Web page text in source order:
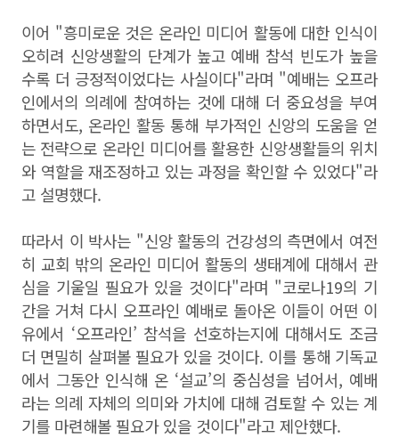
이어 "흥미로운 것은 온라인 미디어 활동에 대한 인식이
오히려 신앙생활의 단계가 높고 예배 참석 빈도가 높을
수록 더 긍정적이었다는 사실이다"라며 "예배는 오프라
인에서의 의례에 참여하는 것에 대해 더 중요성을 부여
하면서도, 온라인 활동 통해 부가적인 신앙의 도움을 얻
는 전략으로 온라인 미디어를 활용한 신앙생활들의 위치
와 역할을 재조정하고 있는 과정을 확인할 수 있었다"라
고 설명했다.
따라서 이 박사는 "신앙 활동의 건강성의 측면에서 여전
히 교회 밖의 온라인 미디어 활동의 생태계에 대해서 관
심을 기울일 필요가 있을 것이다"라며 "코로나19의 기
간을 거쳐 다시 오프라인 예배로 돌아온 이들이 어떤 이
유에서 ‘오프라인’ 참석을 선호하는지에 대해서도 조금
더 면밀히 살펴볼 필요가 있을 것이다. 이를 통해 기독교
에서 그동안 인식해 온 ‘설교’의 중심성을 넘어서, 예배
라는 의례 자체의 의미와 가치에 대해 검토할 수 있는 계
기를 마련해볼 필요가 있을 것이다"라고 제안했다.